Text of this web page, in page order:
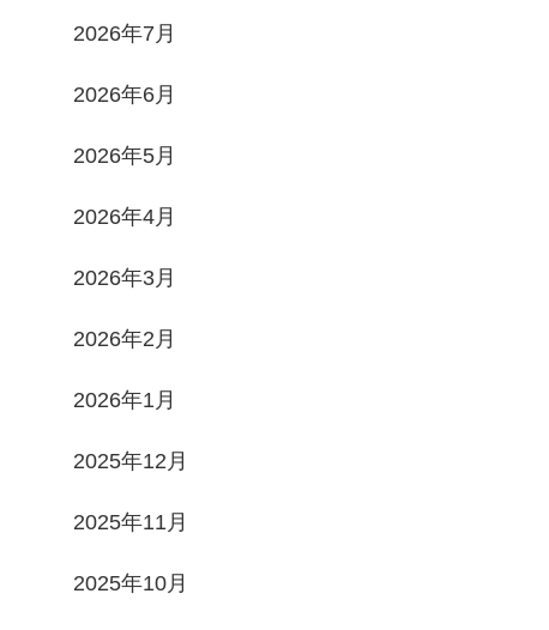
2026年7月
2026年6月
2026年5月
2026年4月
2026年3月
2026年2月
2026年1月
2025年12月
2025年11月
2025年10月